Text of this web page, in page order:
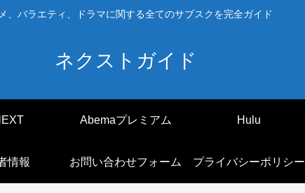
、バラエティ、ドラマに関する全てのサブスクを完全ガイド
ネクストガイド
Abemaプレミアム Hulu
情報 お問い合わせフォーム プライバシーポリシー